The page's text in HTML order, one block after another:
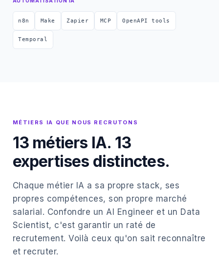
n8n Make Zapier MCP OpenAPI tools
Temporal
MÉTIERS IA QUE NOUS RECRUTONS
13 métiers IA. 13
expertises distinctes.
Chaque métier IA a sa propre stack, ses
propres compétences, son propre marché
salarial. Confondre un AI Engineer et un Data
Scientist, c'est garantir un raté de
recrutement. Voilà ceux qu'on sait reconnaître
et recruter.